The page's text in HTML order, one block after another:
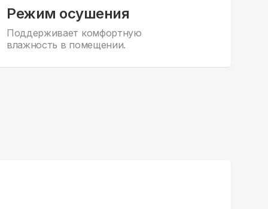
Режим осушения
Поддерживает комфортную
влажность в помещении.